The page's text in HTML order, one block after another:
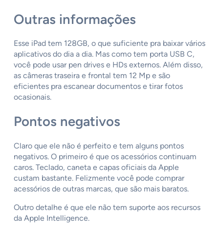
Outras informações
Esse iPad tem 128GB, o que suficiente pra baixar vários
aplicativos do dia a dia. Mas como tem porta USB C,
você pode usar pen drives e HDs externos. Além disso,
as câmeras traseira e frontal tem 12 Mp e são
eficientes pra escanear documentos e tirar fotos
ocasionais.
Pontos negativos
Claro que ele não é perfeito e tem alguns pontos
negativos. O primeiro é que os acessórios continuam
caros. Teclado, caneta e capas oficiais da Apple
custam bastante. Felizmente você pode comprar
acessórios de outras marcas, que são mais baratos.
Outro detalhe é que ele não tem suporte aos recursos
da Apple Intelligence.